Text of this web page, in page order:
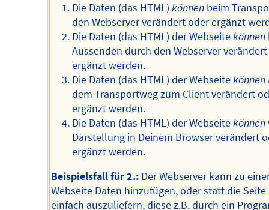
Die Daten (das HTML) könnenbeim
den Webserver verändert oder ergänzt
Die Daten (das HTML) der Webseitekönnen
Aussenden durch den Webserver
ergänzt werden.
Die Daten (das HTML) der Webseitekönnen
dem Transportweg zum Client verändert
ergänzt werden.
Die Daten (das HTML) der Webseitekönnen
Darstellung in Deinem Browser verändert
ergänzt werden.
Beispielsfall für 2.:Der Webserver kann zu
Webseite Daten hinzufügen, oder statt die Seite
einfach auszuliefern, diese z.B. durch ein